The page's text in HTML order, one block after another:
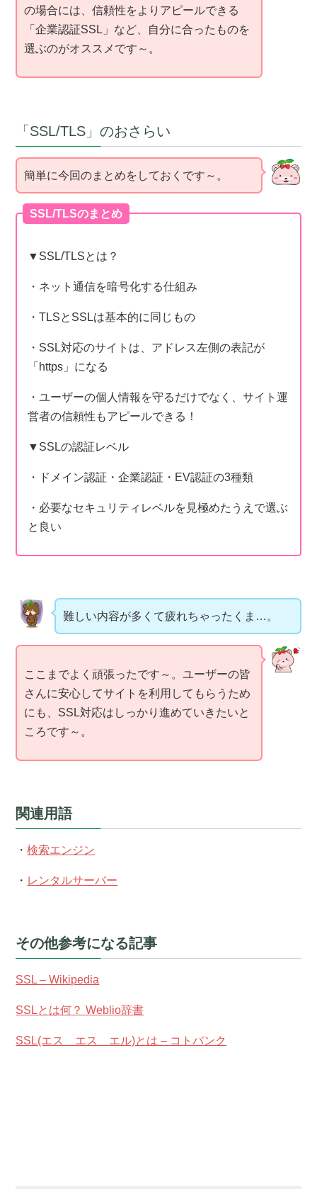
の場合には、信頼性をよりアピールできる
「企業認証SSL」など、自分に合ったものを
選ぶのがオススメです～。
「SSL/TLS」のおさらい
簡単に今回のまとめをしておくです～。
SSL/TLSのまとめ
▼SSL/TLSとは？
・ネット通信を暗号化する仕組み
・TLSとSSLは基本的に同じもの
・SSL対応のサイトは、アドレス左側の表記が
「https」になる
・ユーザーの個人情報を守るだけでなく、サイト運
営者の信頼性もアピールできる！
▼SSLの認証レベル
・ドメイン認証・企業認証・EV認証の3種類
・必要なセキュリティレベルを見極めたうえで選ぶ
と良い
難しい内容が多くて疲れちゃったくま…。
ここまでよく頑張ったです～。ユーザーの皆
さんに安心してサイトを利用してもらうため
にも、SSL対応はしっかり進めていきたいと
ころです～。
関連用語
・検索エンジン
・ レンタルサーバー
その他参考になる記事
SSL – Wikipedia
SSLとは何？ Weblio辞書
SSL(エス エス エル)とは – コトバンク